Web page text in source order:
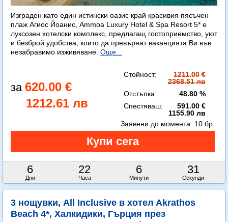
Изграден като един истински оазис край красивия пясъчен
плаж Агиос Йоанис, Ammoa Luxury Hotel & Spa Resort 5* е
луксозен хотелски комплекс, предлагащ гостоприемство, уют
и безброй удобства, които да превърнат ваканцията Ви във
незабравимо изживяване. Още...
620.00 €
1212.61 лв
Стойност:
1211.00 €
2368.51 лв
Отстъпка:
48.80 %
Спестяваш:
591.00 €
1155.90 лв
6
Дни
22
Часа
6
Минути
29
Секунди
Заявени до момента: 10 бр.
3 нощувки, All Inclusive в хотел Akrathos
Beach 4*, Халкидики, Гърция през